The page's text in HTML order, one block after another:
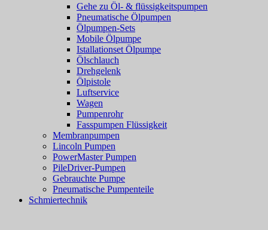
Gehe zu Öl- & flüssigkeitspumpen
Pneumatische Ölpumpen
Ölpumpen-Sets
Mobile Ölpumpe
Istallationset Ölpumpe
Ölschlauch
Drehgelenk
Ölpistole
Luftservice
Wagen
Pumpenrohr
Fasspumpen Flüssigkeit
Membranpumpen
Lincoln Pumpen
PowerMaster Pumpen
PileDriver-Pumpen
Gebrauchte Pumpe
Pneumatische Pumpenteile
Schmiertechnik